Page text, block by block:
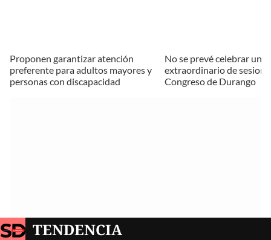
Proponen garantizar atención
preferente para adultos mayores y
personas con discapacidad
No se prevé celebrar un
extraordinario de
Congreso de Durango
TENDENCIA